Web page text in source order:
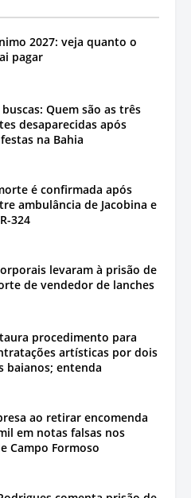
2027: veja quanto o
pagar
Quem são as três
desaparecidas após
na Bahia
é confirmada após
ambulância de Jacobina e
324
levaram à prisão de
de vendedor de lanches
procedimento para
artísticas por dois
baianos; entenda
ao retirar encomenda
em notas falsas nos
Campo Formoso